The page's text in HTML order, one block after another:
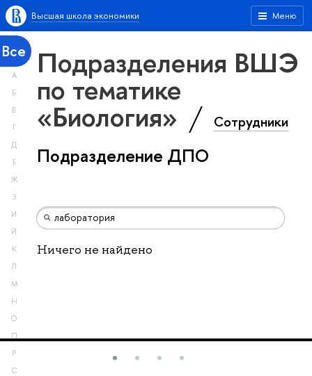
Меню
Высшая школа экономики
Все
А
Б
В
Г
Д
Е
Ж
З
И
Й
К
Л
М
Н
О
П
Р
С
Подразделения ВШЭ
по тематике
«Биология» Сотрудники
Подразделение ДПО
Ничего не найдено